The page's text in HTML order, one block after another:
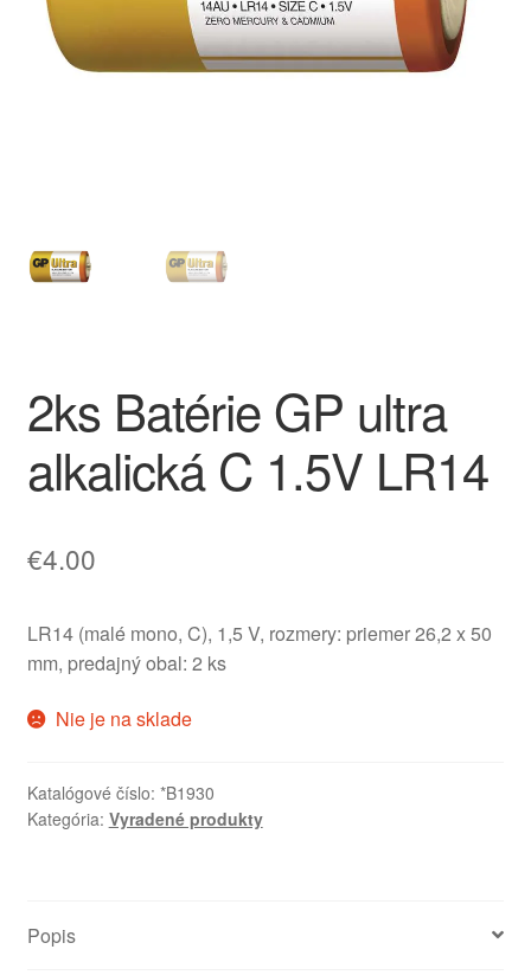
menu
menu
2ks Batérie GP ultra
alkalická C 1.5V LR14
€4.00
LR14 (malé mono, C), 1,5 V, rozmery: priemer 26,2 x 50
mm, predajný obal: 2 ks
Nie je na sklade
Katalógové číslo: *B1930
Kategória: Vyradené produkty
Popis